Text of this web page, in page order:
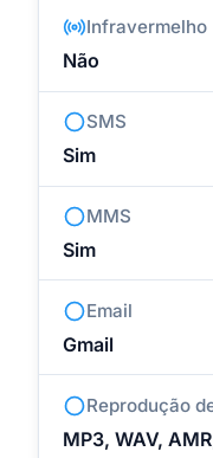
Infravermelho
Não
SMS
Sim
MMS
Sim
Email
Gmail
Reprodução
MP3, WAV,